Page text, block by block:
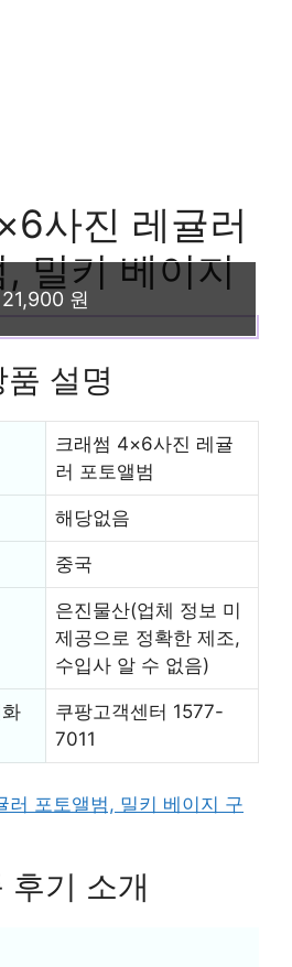
사진 레귤러
밀키 베이지
21,900 원
품 설명
크래썸 4×6사진 레귤
러 포토앨범
해당없음
중국
은진물산(업체 정보 미
제공으로 정확한 제조,
수입사 알 수 없음)
쿠팡고객센터 1577-
7011
포토앨범, 밀키 베이지 구
후기 소개